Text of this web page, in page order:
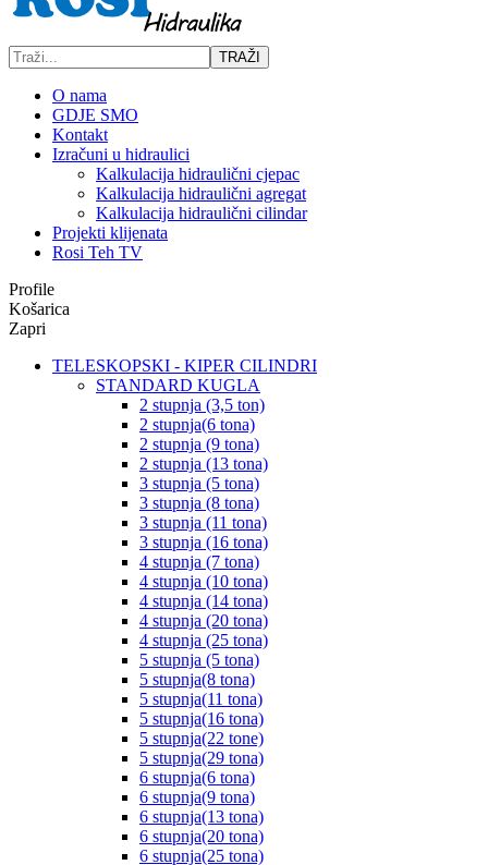
TRAŽI
O nama
GDJE SMO
Kontakt
Izračuni u hidraulici
Kalkulacija hidraulični cjepac
Kalkulacija hidraulični agregat
Kalkulacija hidraulični cilindar
Projekti klijenata
Rosi Teh TV
Profile
Košarica
Zapri
TELESKOPSKI - KIPER CILINDRI
STANDARD KUGLA
2 stupnja (3,5 ton)
2 stupnja(6 tona)
2 stupnja (9 tona)
2 stupnja (13 tona)
3 stupnja (5 tona)
3 stupnja (8 tona)
3 stupnja (11 tona)
3 stupnja (16 tona)
4 stupnja (7 tona)
4 stupnja (10 tona)
4 stupnja (14 tona)
4 stupnja (20 tona)
4 stupnja (25 tona)
5 stupnja (5 tona)
5 stupnja(8 tona)
5 stupnja(11 tona)
5 stupnja(16 tona)
5 stupnja(22 tone)
5 stupnja(29 tona)
6 stupnja(6 tona)
6 stupnja(9 tona)
6 stupnja(13 tona)
6 stupnja(20 tona)
6 stupnja(25 tona)